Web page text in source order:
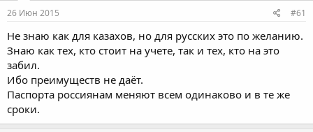
е
м
ы
а
и
26 Июн 2015 #61
Не знаю как для казахов, но для русских это по желанию.
Знаю как тех, кто стоит на учете, так и тех, кто на это
забил.
Ибо преимуществ не даёт.
Паспорта россиянам меняют всем одинаково и в те же
сроки.